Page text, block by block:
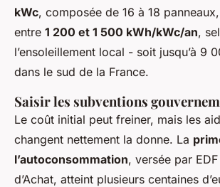
kWc, composée de 16 à 18
entre 1 200 et 1 500 kWh/kWc/an,
l’ensoleillement local - soit jusqu’à 9
dans le sud de la France.
Saisir les subventions
Le coût initial peut freiner, mais les
changent nettement la donne. La
l’autoconsommation, versée par
d’Achat, atteint plusieurs centaines